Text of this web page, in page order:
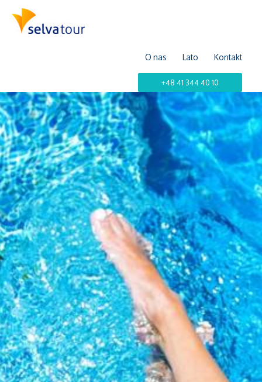
O nas Lato Kontakt
+48 41 344 40 10